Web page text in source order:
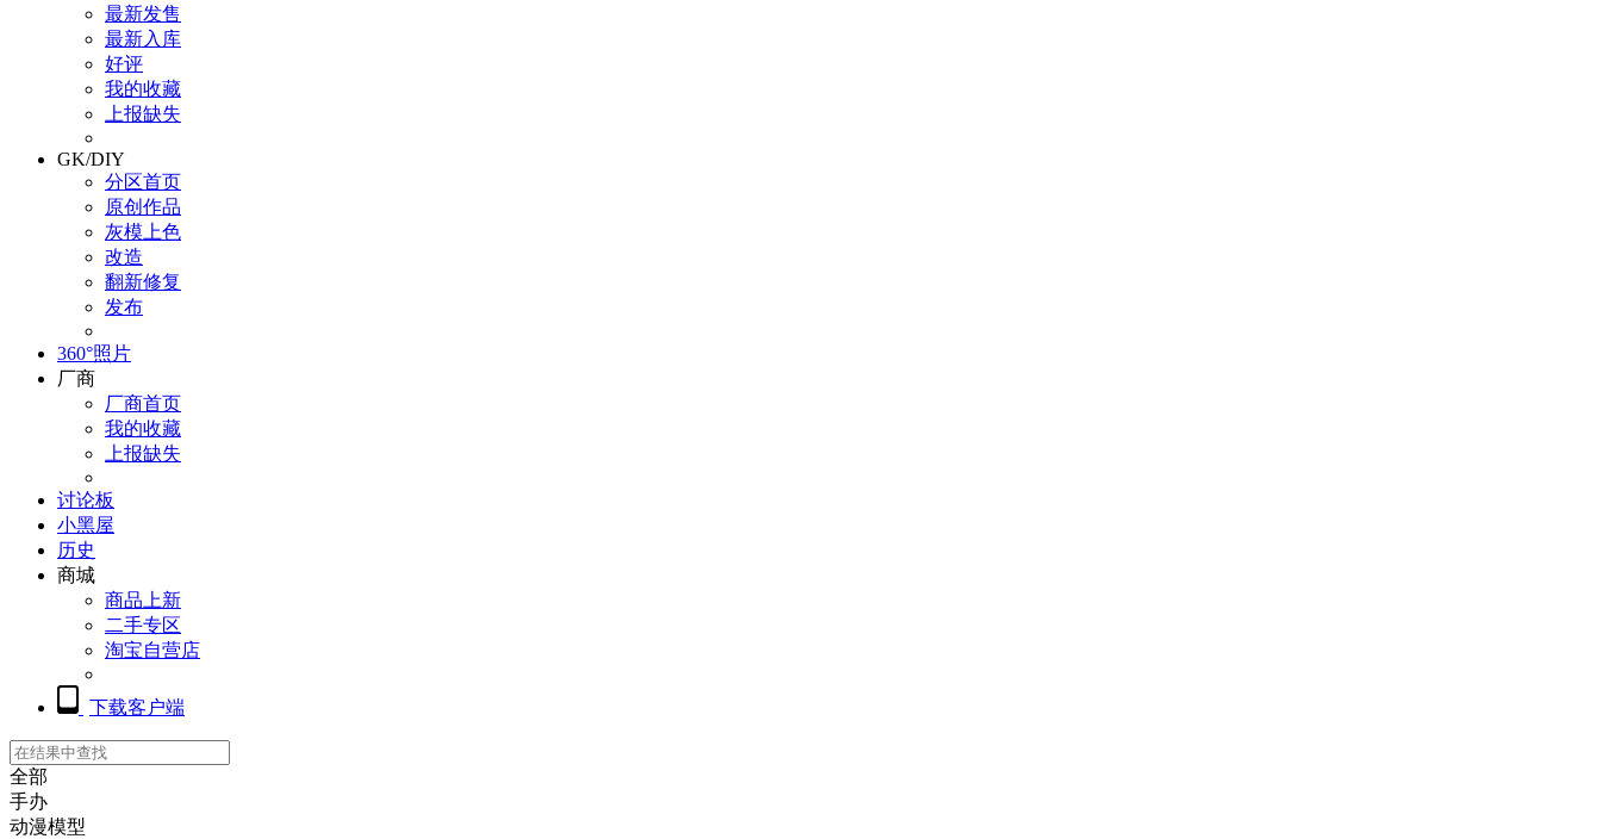
最新发售
最新入库
好评
我的收藏
上报缺失
GK/DIY
分区首页
原创作品
灰模上色
改造
翻新修复
发布
360°照片
厂商
厂商首页
我的收藏
上报缺失
讨论板
小黑屋
历史
商城
商品上新
二手专区
淘宝自营店
下载客户端
全部
手办
动漫模型